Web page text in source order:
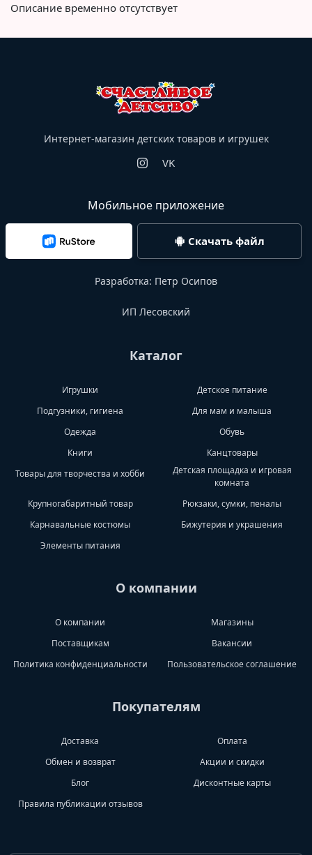
Описание временно отсутствует
Интернет-магазин детских товаров и игрушек
VK
Мобильное приложение
Скачать файл
Разработка: Петр Осипов
ИП Лесовский
Каталог
Игрушки
Детское питание
Подгузники, гигиена
Для мам и малыша
Одежда
Обувь
Книги
Канцтовары
Товары для творчества и хобби
Детская площадка и игровая
комната
Крупногабаритный товар
Рюкзаки, сумки, пеналы
Карнавальные костюмы
Бижутерия и украшения
Элементы питания
О компании
О компании
Магазины
Поставщикам
Вакансии
Политика конфиденциальности
Пользовательское соглашение
Покупателям
Доставка
Оплата
Обмен и возврат
Акции и скидки
Блог
Дисконтные карты
Правила публикации отзывов